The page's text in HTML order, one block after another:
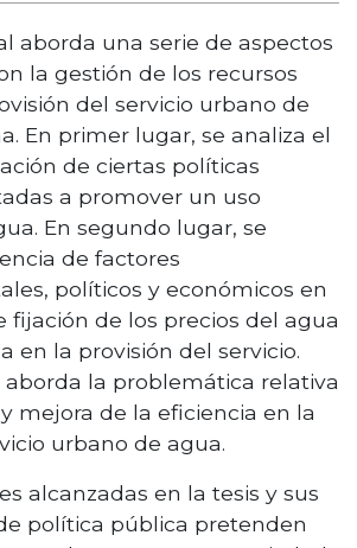
aborda una serie de aspectos
la gestión de los recursos
del servicio urbano de
En primer lugar, se analiza el
de ciertas políticas
a promover un uso
En segundo lugar, se
de factores
políticos y económicos en
fijación de los precios del agua
en la provisión del servicio.
aborda la problemática relativa
mejora de la eficiencia en la
urbano de agua.
alcanzadas en la tesis y sus
política pública pretenden